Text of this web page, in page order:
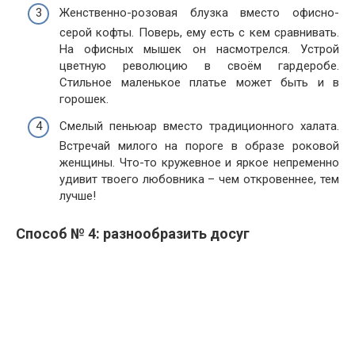
Женственно-розовая блузка вместо офисно-
серой кофты. Поверь, ему есть с кем сравнивать.
На офисных мышек он насмотрелся. Устрой
цветную революцию в своём гардеробе.
Стильное маленькое платье может быть и в
горошек.
Смелый пеньюар вместо традиционного халата.
Встречай милого на пороге в образе роковой
женщины. Что-то кружевное и яркое непременно
удивит твоего любовника – чем откровеннее, тем
лучше!
Способ № 4: разнообразить досуг